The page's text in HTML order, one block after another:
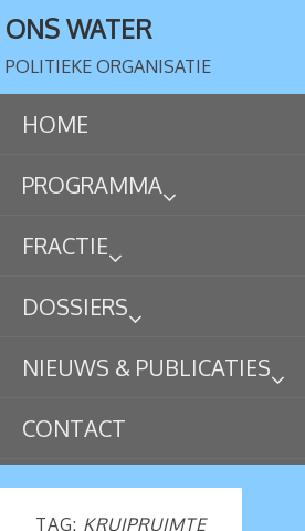
ONS WATER
POLITIEKE ORGANISATIE
HOME
PROGRAMMA
FRACTIE
DOSSIERS
NIEUWS & PUBLICATIES
CONTACT
TAG: KRUIPRUIMTE